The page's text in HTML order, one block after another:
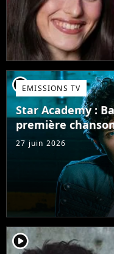
player2EMISSIONS TV
Star Academy :
première
27 juin 2026
player2